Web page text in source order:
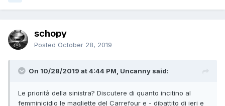
schopy
Posted October 28, 2019
On 10/28/2019 at 4:44 PM, Uncanny said:
Le priorità della sinistra? Discutere di quanto incitino al
femminicidio le magliette del Carrefour e - dibattito di ieri e